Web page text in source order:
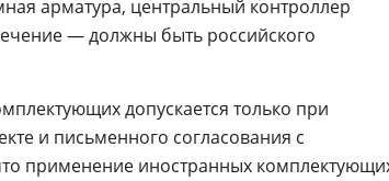
арматура, центральный контроллер
— должны быть российского
допускается только при
и письменного согласования с
применение иностранных